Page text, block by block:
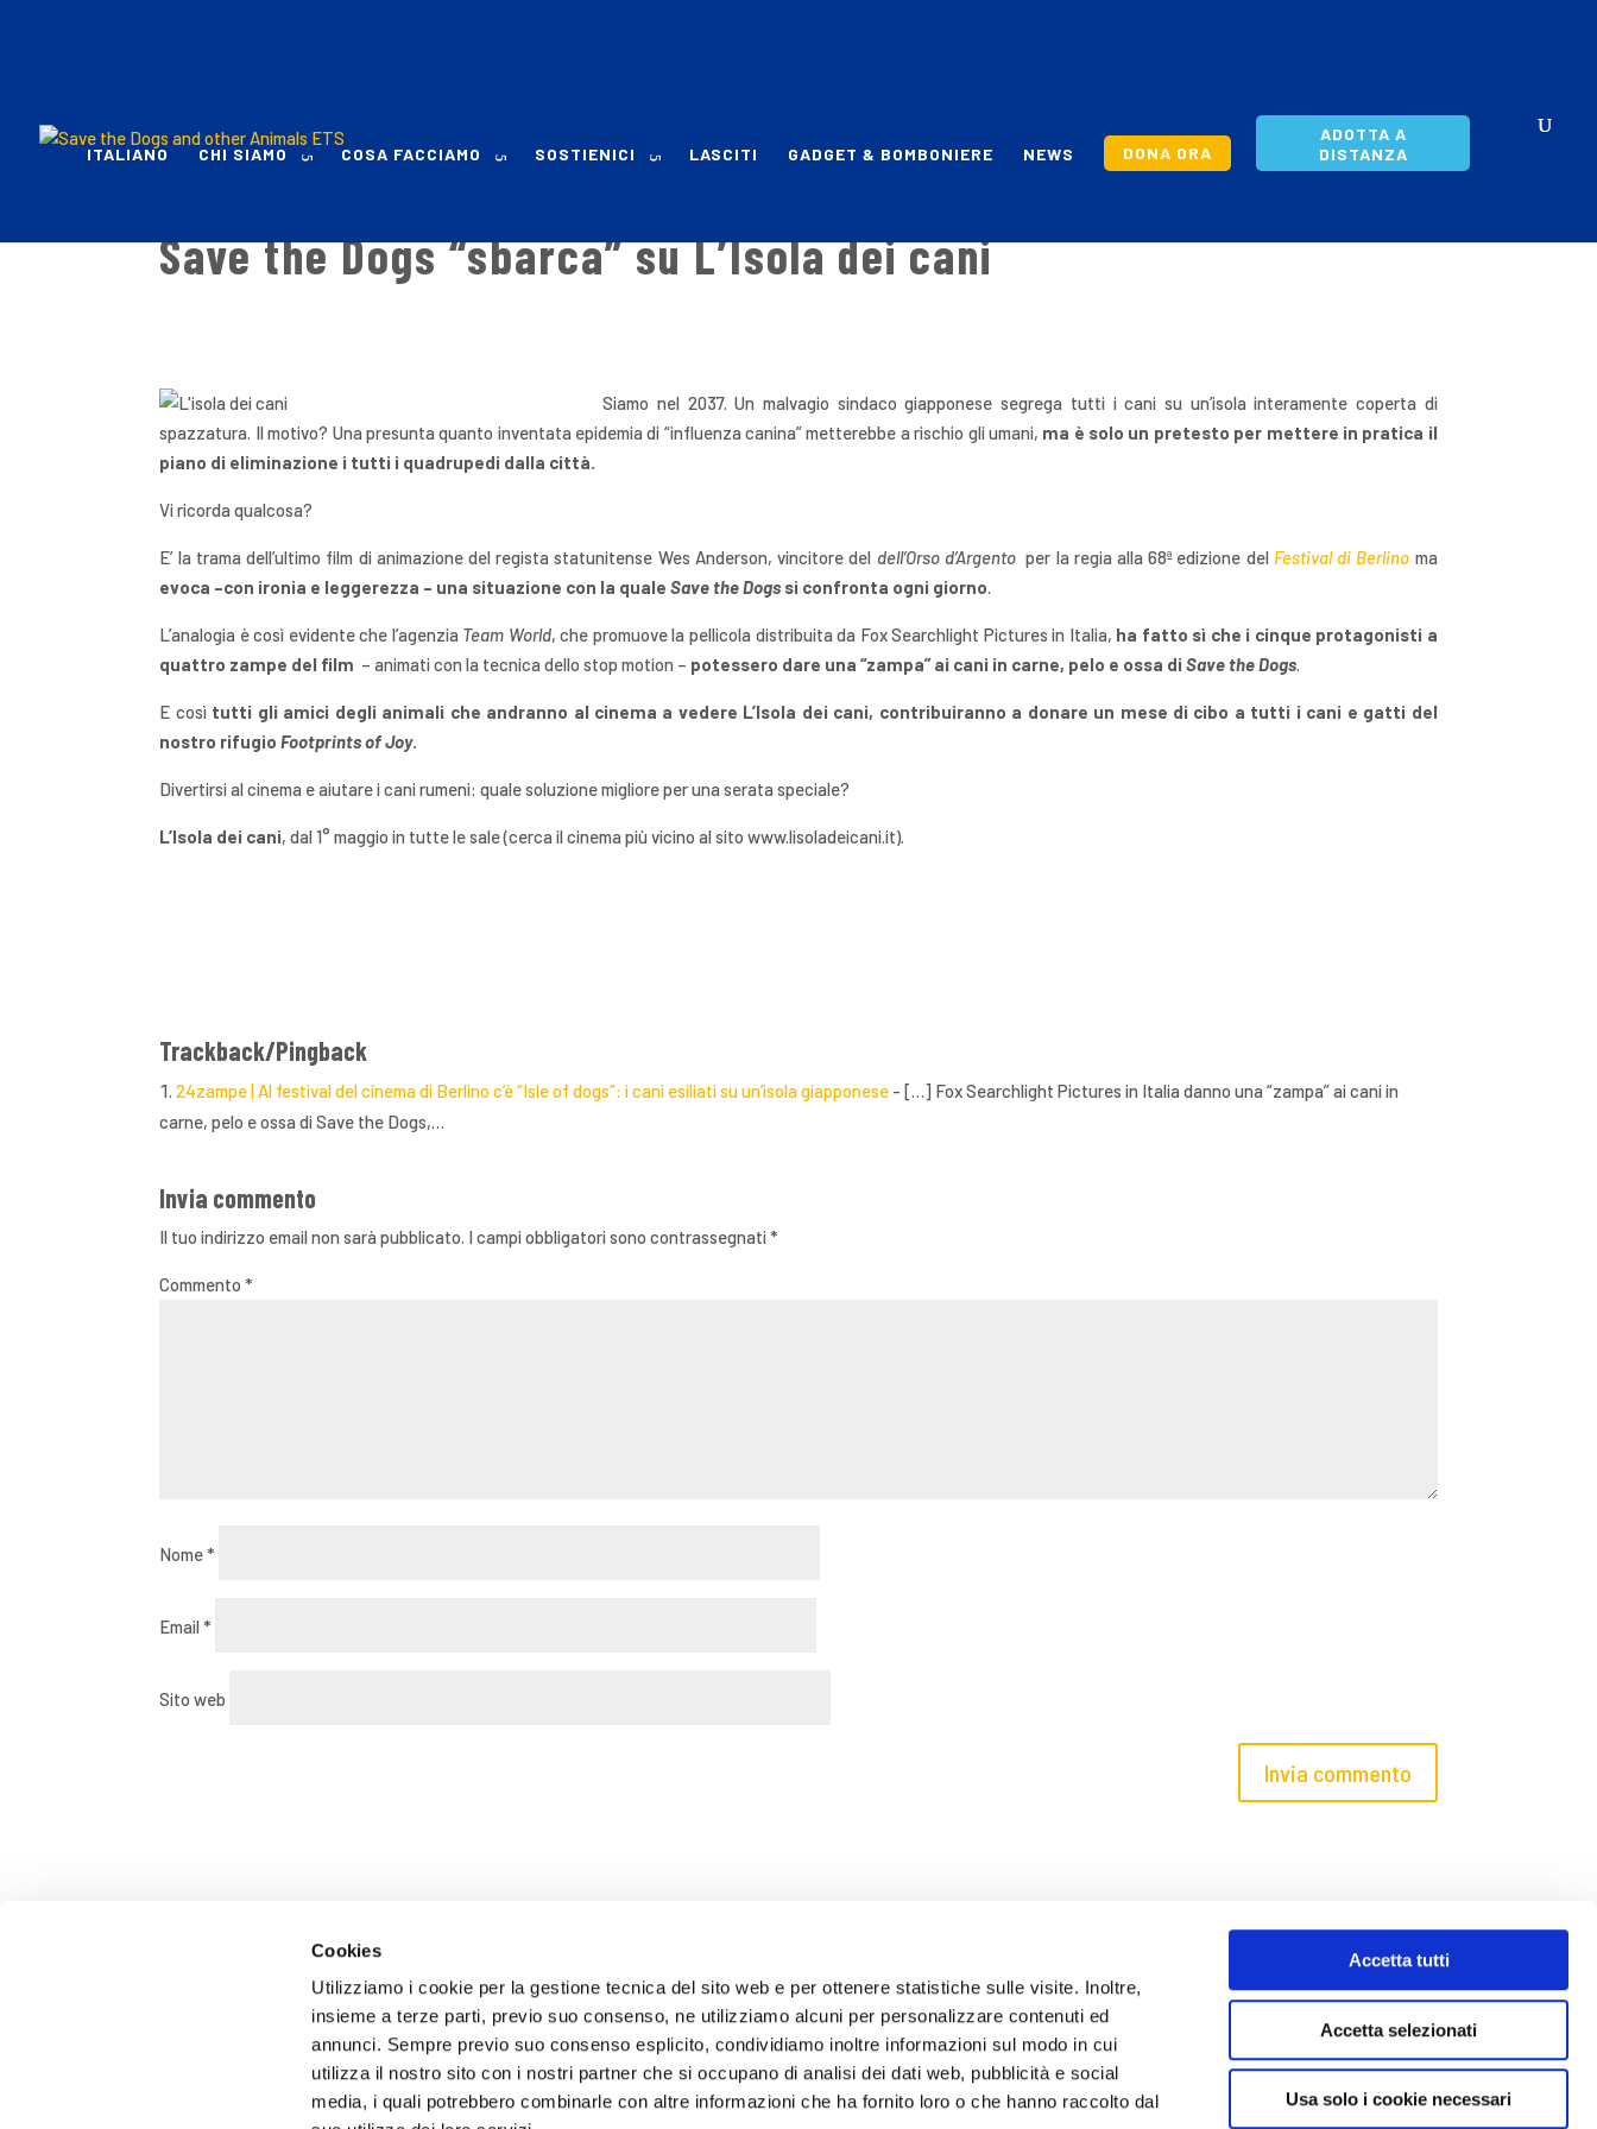
Cookies
Utilizziamo i cookie per la gestione tecnica del sito web e per ottenere statistiche sulle visite. Inoltre,
insieme a terze parti, previo suo consenso, ne utilizziamo alcuni per personalizzare contenuti ed
annunci. Sempre previo suo consenso esplicito, condividiamo inoltre informazioni sul modo in cui
utilizza il nostro sito con i nostri partner che si occupano di analisi dei dati web, pubblicità e social
media, i quali potrebbero combinarle con altre informazioni che ha fornito loro o che hanno raccolto dal
Accetta tutti
Accetta selezionati
Usa solo i cookie necessari
ITALIANO CHI SIAMO COSA FACCIAMO SOSTIENICI LASCITI GADGET & BOMBONIERE NEWS DONA ORA
ADOTTA A
DISTANZA
Save the Dogs “sbarca” su L’Isola dei cani
Siamo nel 2037. Un malvagio sindaco giapponese segrega tutti i cani su un’isola interamente coperta di
spazzatura. Il motivo? Una presunta quanto inventata epidemia di “influenza canina” metterebbe a rischio gli umani, ma è solo un pretesto per mettere in pratica il
piano di eliminazione i tutti i quadrupedi dalla città.
Vi ricorda qualcosa?
E’ la trama dell’ultimo film di animazione del regista statunitense Wes Anderson, vincitore del dell’Orso d’Argentoper la regia alla 68ª edizione del Festival di Berlino ma
evoca –con ironia e leggerezza – una situazione con la qualeSave the Dogs si confronta ogni giorno.
L’analogia è così evidente che l’agenzia Team World, che promuove la pellicola distribuita da Fox Searchlight Pictures in Italia, ha fatto sì che i cinque protagonisti a
quattro zampe del film – animati con la tecnica dello stop motion – potessero dare una “zampa” ai cani in carne, pelo e ossa diSave the Dogs.
E così tutti gli amici degli animali che andranno al cinema a vedere L’Isola dei cani, contribuiranno a donare un mese di cibo a tutti i cani e gatti del
nostro rifugioFootprints of Joy.
Divertirsi al cinema e aiutare i cani rumeni: quale soluzione migliore per una serata speciale?
L’Isola dei cani, dal 1° maggio in tutte le sale (cerca il cinema più vicino al sito www.lisoladeicani.it).
Trackback/Pingback
24zampe | Al festival del cinema di Berlino c’è “Isle of dogs”: i cani esiliati su un’isola giapponese - […] Fox Searchlight Pictures in Italia danno una “zampa” ai cani in
carne, pelo e ossa di Save the Dogs,…
Invia commento
Il tuo indirizzo email non sarà pubblicato. I campi obbligatori sono contrassegnati*
Commento*
Nome*
Email*
Sito web
Area del donatore Privacy e cookies policy Lavora con noi FAQ Contatti Designed by Pensieri e Colori